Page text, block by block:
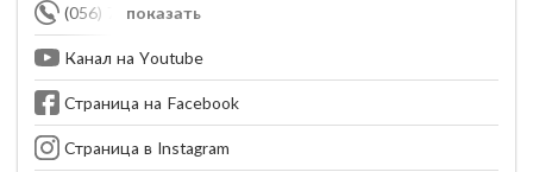
показать
(056) 717-70-71
Канал на Youtube
Страница на Facebook
Страница в Instagram